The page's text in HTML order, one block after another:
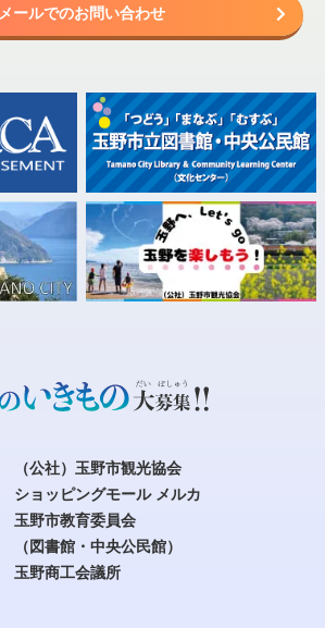
メールでのお問い合わせ
（公社）玉野市観光協会
ショッピングモール メルカ
玉野市教育委員会
（図書館・中央公民館）
玉野商工会議所